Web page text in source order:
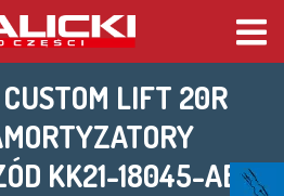
LIFT 20R
KK21-18045-AB